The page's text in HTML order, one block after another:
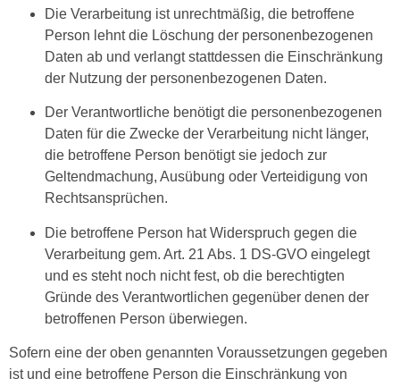
Die Verarbeitung ist unrechtmäßig, die betroffene
Person lehnt die Löschung der personenbezogenen
Daten ab und verlangt stattdessen die Einschränkung
der Nutzung der personenbezogenen Daten.
Der Verantwortliche benötigt die personenbezogenen
Daten für die Zwecke der Verarbeitung nicht länger,
die betroffene Person benötigt sie jedoch zur
Geltendmachung, Ausübung oder Verteidigung von
Rechtsansprüchen.
Die betroffene Person hat Widerspruch gegen die
Verarbeitung gem. Art. 21 Abs. 1 DS-GVO eingelegt
und es steht noch nicht fest, ob die berechtigten
Gründe des Verantwortlichen gegenüber denen der
betroffenen Person überwiegen.
Sofern eine der oben genannten Voraussetzungen gegeben
ist und eine betroffene Person die Einschränkung von